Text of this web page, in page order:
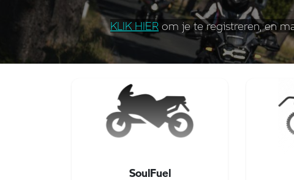
KLIK HIER om je te registreren, en
SoulFuel